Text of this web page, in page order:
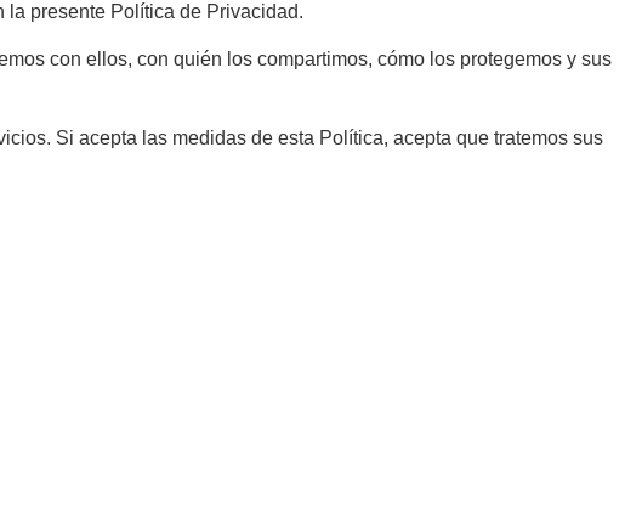
la presente Política de Privacidad.
con ellos, con quién los compartimos, cómo los protegemos y sus
Si acepta las medidas de esta Política, acepta que tratemos sus